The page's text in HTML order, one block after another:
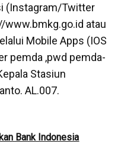
(Instagram/Twitter
www.bmkg.go.id atau
Mobile Apps (IOS
pemda ,pwd pemda-
Stasiun
AL.007.
Bank Indonesia